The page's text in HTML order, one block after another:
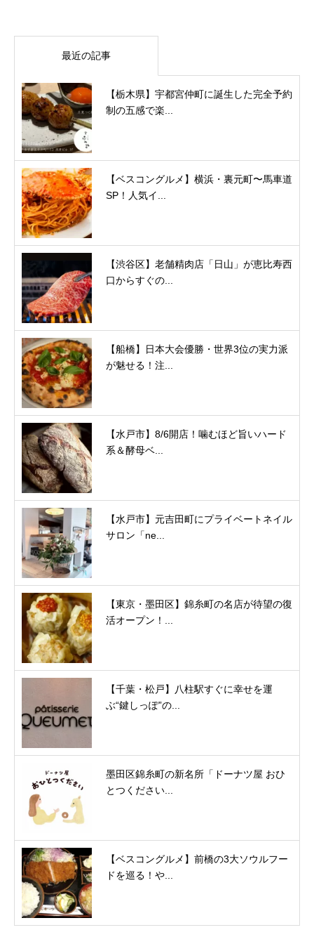
最近の記事
【栃木県】宇都宮仲町に誕生した完全予約
制の五感で楽...
【ベスコングルメ】横浜・裏元町〜馬車道
SP！人気イ...
【渋谷区】老舗精肉店「日山」が恵比寿西
口からすぐの...
【船橋】日本大会優勝・世界3位の実力派
が魅せる！注...
【水戸市】8/6開店！噛むほど旨いハード
系＆酵母ベ...
【水戸市】元吉田町にプライベートネイル
サロン「ne...
【東京・墨田区】錦糸町の名店が待望の復
活オープン！...
【千葉・松戸】八柱駅すぐに幸せを運
ぶ“鍵しっぽ”の...
墨田区錦糸町の新名所「ドーナツ屋 おひ
とつください...
【ベスコングルメ】前橋の3大ソウルフー
ドを巡る！や...